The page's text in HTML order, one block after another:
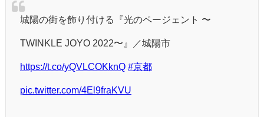
城陽の街を飾り付ける『光のページェント 〜
TWINKLE JOYO 2022〜』／城陽市
https://t.co/yQVLCOKknQ #京都
pic.twitter.com/4El9fraKVU